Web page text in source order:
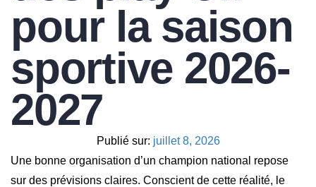
pour la saison
sportive 2026-
2027
Publié sur: juillet 8, 2026
Une bonne organisation d’un champion national repose
sur des prévisions claires. Conscient de cette réalité, le